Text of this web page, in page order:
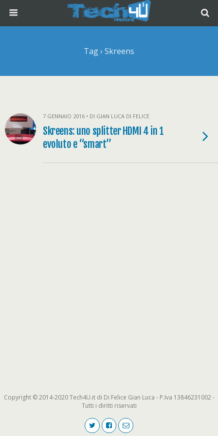
Tag › Skreens
7 GENNAIO 2016 • DI GIAN LUCA DI FELICE
Skreens: uno splitter HDMI 4 in 1
evoluto e “smart”
Copyright © 2014-2020 Tech4U.it di Di Felice Gian Luca - P.Iva 13846231002 -
Tutti i diritti riservati